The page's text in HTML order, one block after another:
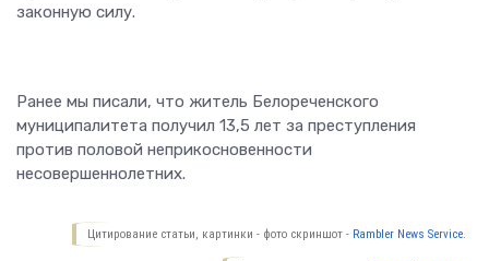
законную силу.
Ранее мы писали, что житель Белореченского
муниципалитета получил 13,5 лет за преступления
против половой неприкосновенности
несовершеннолетних.
Цитирование статьи, картинки - фото скриншот - Rambler News Service.